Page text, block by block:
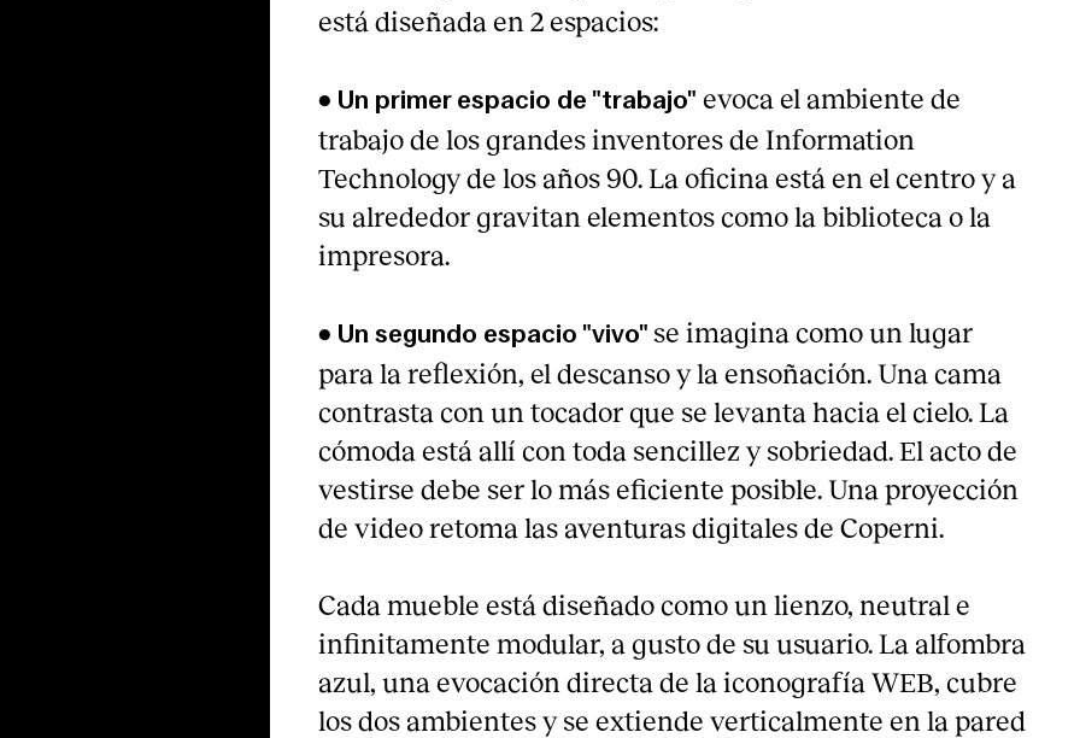
está diseñada en 2 espacios:
• Un primer espacio de "trabajo" evoca el ambiente de
trabajo de los grandes inventores de Information
Technology de los años 90. La oficina está en el centro y a
su alrededor gravitan elementos como la biblioteca o la
impresora.
• Un segundo espacio "vivo" se imagina como un lugar
para la reflexión, el descanso y la ensoñación. Una cama
contrasta con un tocador que se levanta hacia el cielo. La
cómoda está allí con toda sencillez y sobriedad. El acto de
vestirse debe ser lo más eficiente posible. Una proyección
de video retoma las aventuras digitales de Coperni.
Cada mueble está diseñado como un lienzo, neutral e
infinitamente modular, a gusto de su usuario. La alfombra
azul, una evocación directa de la iconografía WEB, cubre
los dos ambientes y se extiende verticalmente en la pared